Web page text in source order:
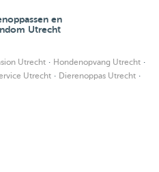
en
Utrecht
Utrecht · Hondenopvang Utrecht ·
Utrecht · Dierenoppas Utrecht ·